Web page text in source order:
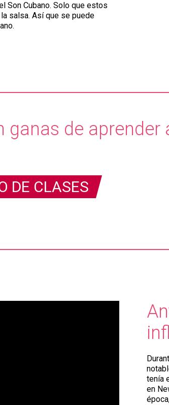
Son Cubano. Solo que estos
salsa. Así que se puede
ganas de
DE CLASES
tenía
en